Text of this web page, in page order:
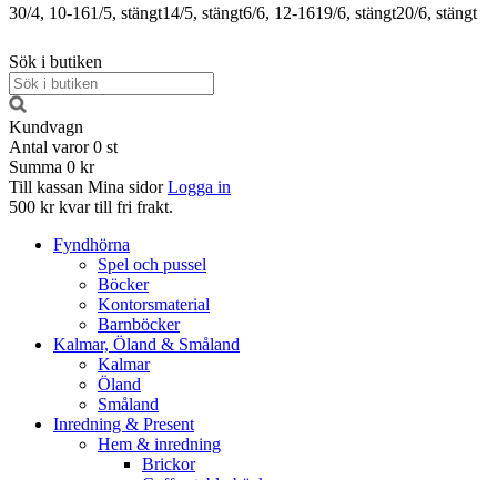
30/4, 10-161/5, stängt14/5, stängt6/6, 12-1619/6, stängt20/6, stängt
Sök i butiken
Kundvagn
Antal varor 0 st
Summa 0 kr
Till kassan Mina sidor Logga in
500 kr kvar till fri frakt.
Fyndhörna
Spel och pussel
Böcker
Kontorsmaterial
Barnböcker
Kalmar, Öland & Småland
Kalmar
Öland
Småland
Inredning & Present
Hem & inredning
Brickor